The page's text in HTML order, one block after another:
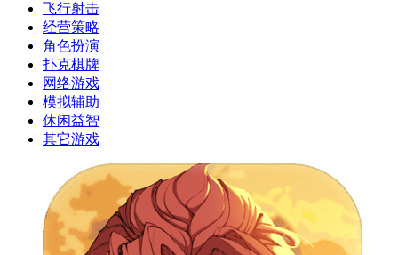
飞行射击
经营策略
角色扮演
扑克棋牌
网络游戏
模拟辅助
休闲益智
其它游戏